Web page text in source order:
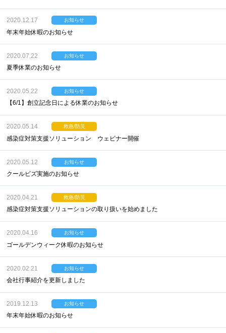
2020.12.17 お知らせ
年末年始休暇のお知らせ
2020.07.22 お知らせ
夏季休業のお知らせ
2020.05.22 お知らせ
【6/1】創立記念日による休業のお知らせ
2020.05.14 救急/防災
感染症対策支援ソリューション ウェビナー開催
2020.05.12 お知らせ
クールビズ実施のお知らせ
2020.04.21 救急/防災
感染症対策支援ソリューションの取り扱いを始めました
2020.04.16 お知らせ
ゴールデンウィーク休暇のお知らせ
2020.02.21 お知らせ
会社行事紹介を更新しました
2019.12.13 お知らせ
年末年始休暇のお知らせ